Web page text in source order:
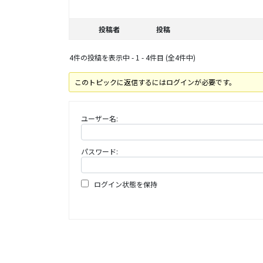
投稿者 投稿
4件の投稿を表示中 - 1 - 4件目 (全4件中)
このトピックに返信するにはログインが必要です。
ユーザー名:
パスワード:
ログイン状態を保持